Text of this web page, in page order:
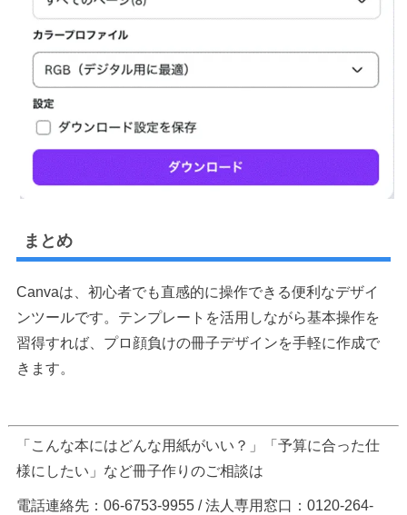
まとめ
Canvaは、初心者でも直感的に操作できる便利なデザイ
ンツールです。テンプレートを活用しながら基本操作を
習得すれば、プロ顔負けの冊子デザインを手軽に作成で
きます。
「こんな本にはどんな用紙がいい？」「予算に合った仕
様にしたい」など冊子作りのご相談は
電話連絡先：06-6753-9955 / 法人専用窓口：0120-264-